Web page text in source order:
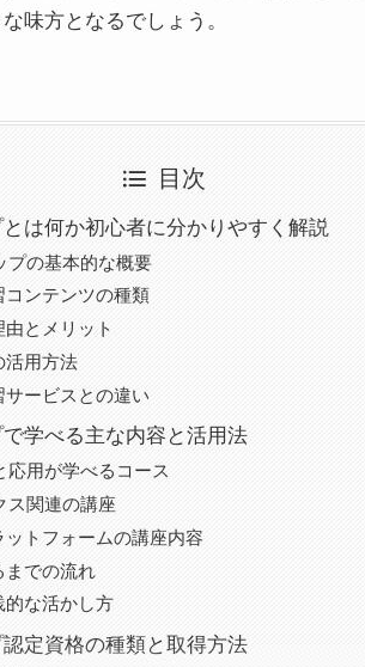
味方となるでしょう。
目次
は何か初心者に分かりやすく解説
プの基本的な概要
ンテンツの種類
とメリット
活用方法
ービスとの違い
学べる主な内容と活用法
応用が学べるコース
ス関連の講座
トフォームの講座内容
までの流れ
的な活かし方
定資格の種類と取得方法